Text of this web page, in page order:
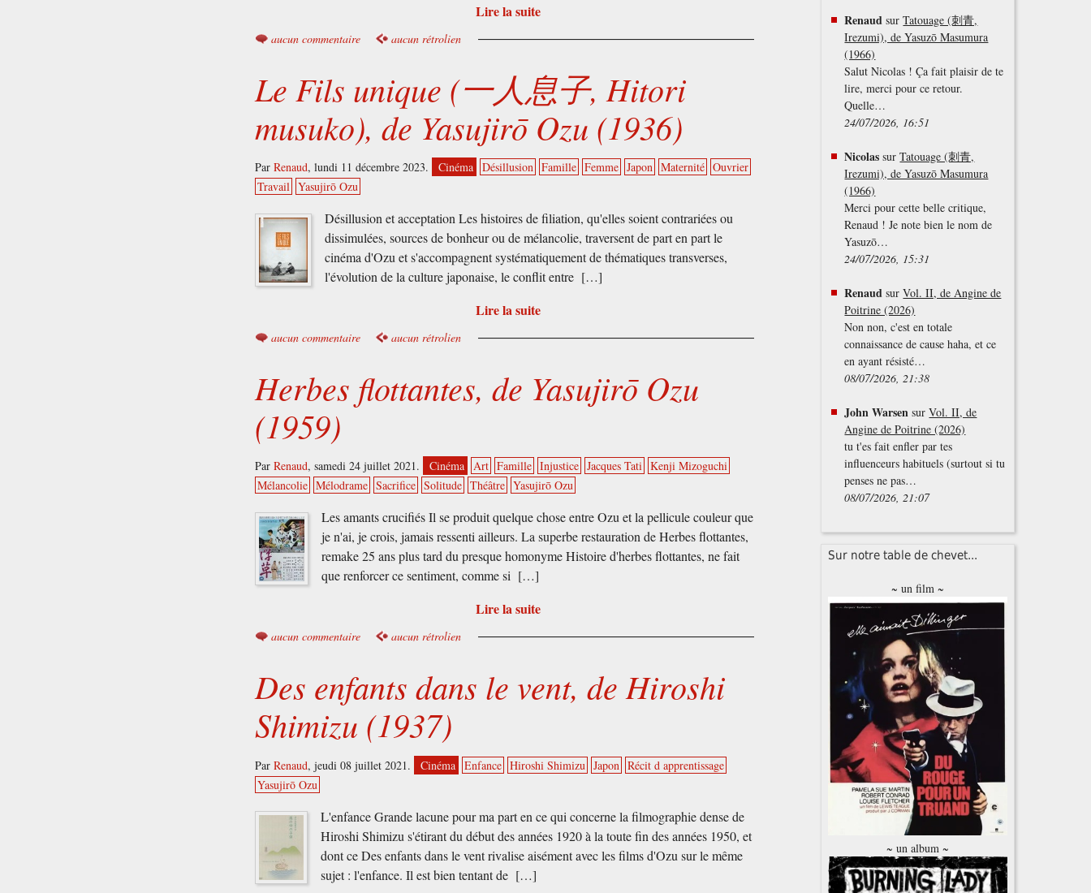
Lire la suite
aucun commentaire aucun rétrolien
Le Fils unique (一人息子, Hitori
musuko), de Yasujirō Ozu (1936)
ParRenaud,lundi 11 décembre 2023. Cinéma Désillusion Famille Femme Japon Maternité Ouvrier
Travail Yasujirō Ozu
Désillusion et acceptation Les histoires de filiation, qu'elles soient contrariées ou
dissimulées, sources de bonheur ou de mélancolie, traversent de part en part le
cinéma d'Ozu et s'accompagnent systématiquement de thématiques transverses,
l'évolution de la culture japonaise, le conflit entre […]
Lire la suite
aucun commentaire aucun rétrolien
Herbes flottantes, de Yasujirō Ozu
(1959)
ParRenaud,samedi 24 juillet 2021. Cinéma Art Famille Injustice Jacques Tati Kenji Mizoguchi
Mélancolie Mélodrame Sacrifice Solitude Théâtre Yasujirō Ozu
Les amants crucifiés Il se produit quelque chose entre Ozu et la pellicule couleur que
je n'ai, je crois, jamais ressenti ailleurs. La superbe restauration de Herbes flottantes,
remake 25 ans plus tard du presque homonyme Histoire d'herbes flottantes, ne fait
que renforcer ce sentiment, comme si […]
Lire la suite
aucun commentaire aucun rétrolien
Des enfants dans le vent, de Hiroshi
Shimizu (1937)
ParRenaud,jeudi 08 juillet 2021. Cinéma Enfance Hiroshi Shimizu Japon Récit d apprentissage
Yasujirō Ozu
L'enfance Grande lacune pour ma part en ce qui concerne la filmographie dense de
Hiroshi Shimizu s'étirant du début des années 1920 à la toute fin des années 1950, et
dont ce Des enfants dans le vent rivalise aisément avec les films d'Ozu sur le même
sujet : l'enfance. Il est bien tentant de […]
Renaud surTatouage (刺青,
Irezumi), de Yasuzō Masumura
(1966)
Salut Nicolas ! Ça fait plaisir de te
lire, merci pour ce retour.
Quelle…
24/07/2026, 16:51
Nicolas surTatouage (刺青,
Irezumi), de Yasuzō Masumura
(1966)
Merci pour cette belle critique,
Renaud ! Je note bien le nom de
Yasuzō…
24/07/2026, 15:31
Renaud surVol. II, de Angine de
Poitrine (2026)
Non non, c'est en totale
connaissance de cause haha, et ce
en ayant résisté…
08/07/2026, 21:38
John Warsen surVol. II, de
Angine de Poitrine (2026)
tu t'es fait enfler par tes
influenceurs habituels (surtout si tu
penses ne pas…
08/07/2026, 21:07
Sur notre table de chevet...
~ un film ~
~ un album ~